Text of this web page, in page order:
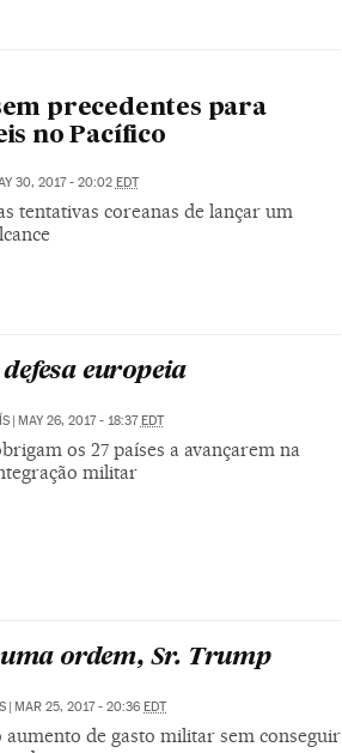
precedentes para
no Pacífico
30, 2017 - 20:02 EDT
tentativas coreanas de lançar um
europeia
MAY 26, 2017 - 18:37 EDT
os 27 países a avançarem na
militar
uma ordem, Sr. Trump
| MAR 25, 2017 - 20:36EDT
aumento de gasto militar sem conseguir